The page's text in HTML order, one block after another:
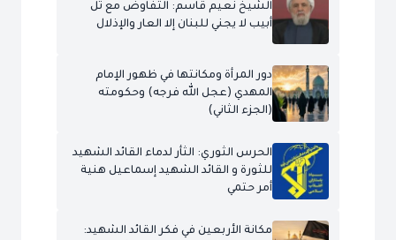
الشيخ نعيم قاسم: التفاوض مع تل
أبيب لا يجني للبنان إلا العار والإذلال
دور المرأة ومكانتها في ظهور الإمام
المهدي (عجل الله فرجه) وحكومته
(الجزء الثاني)
الحرس الثوري: الثأر لدماء القائد الشهيد
للثورة و القائد الشهيد إسماعيل هنية
أمر حتمي
مكانة الأربعين في فكر القائد الشهيد: